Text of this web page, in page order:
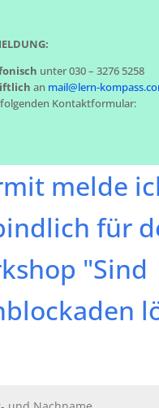
unter 030 – 3276 5258
an mail@lern-
Kontaktformular:
melde
für
"Sind